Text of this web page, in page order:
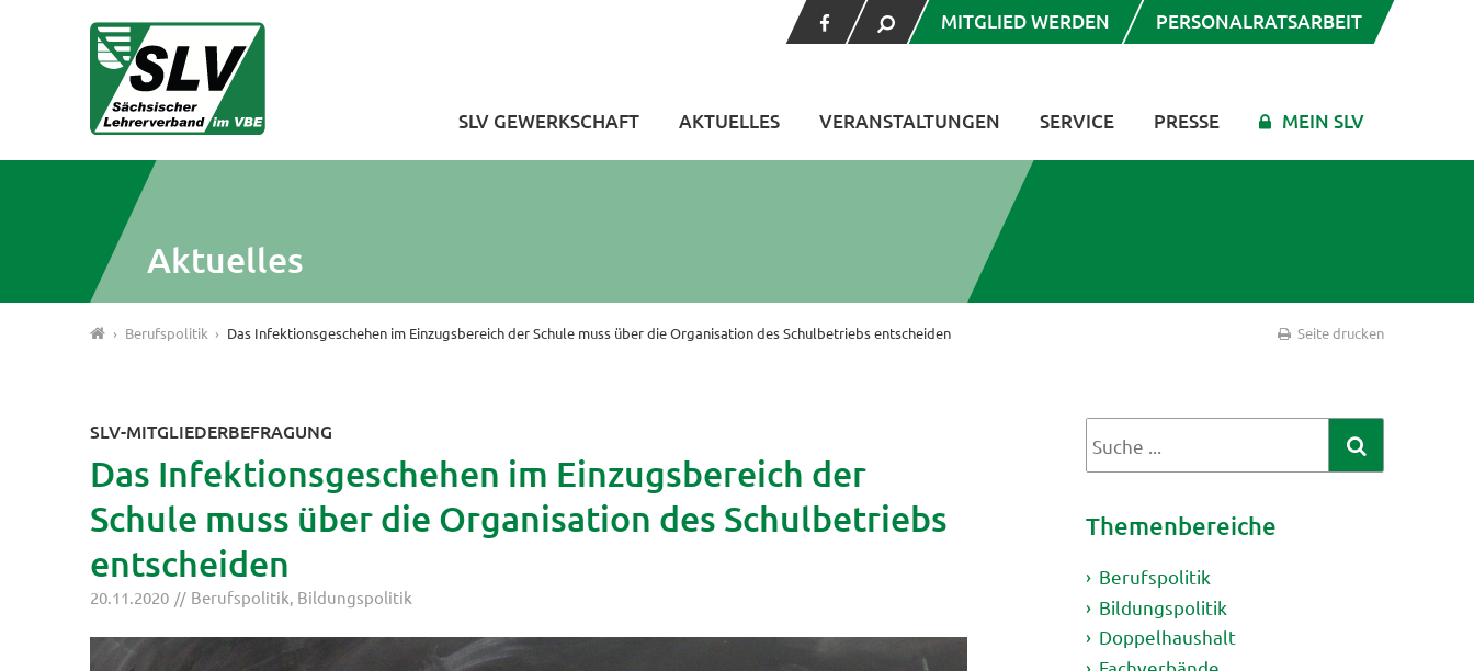
MITGLIED WERDEN PERSONALRATSARBEIT
SLV GEWERKSCHAFT AKTUELLES VERANSTALTUNGEN SERVICE PRESSE MEIN SLV
Aktuelles
Berufspolitik Das Infektionsgeschehen im Einzugsbereich der Schule muss über die Organisation des Schulbetriebs entscheiden Seite drucken
SLV-MITGLIEDERBEFRAGUNG
Das Infektionsgeschehen im Einzugsbereich der
Schule muss über die Organisation des Schulbetriebs
entscheiden
20.11.2020 Berufspolitik Bildungspolitik
Themenbereiche
Berufspolitik
Bildungspolitik
Doppelhaushalt